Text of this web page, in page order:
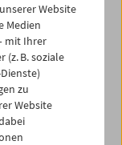
Website
Medien
mit Ihrer
B. soziale
zu
Website